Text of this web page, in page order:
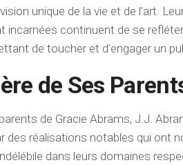
unique de la vie et de l’art.
incarnées continuent de se
de toucher et d’engager un
de Ses
de Gracie Abrams, J.J.
des réalisations notables qui ont
dans leurs domaines